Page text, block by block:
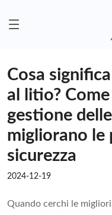
Cosa
al litio?
gestione
migliorano le
sicurezza
2024-12-19
Quando cerchi le